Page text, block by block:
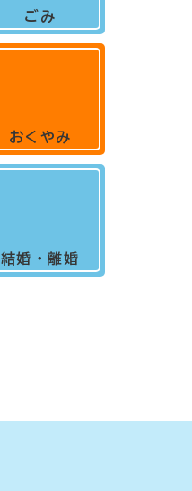
ごみ
おくやみ
結婚・離婚